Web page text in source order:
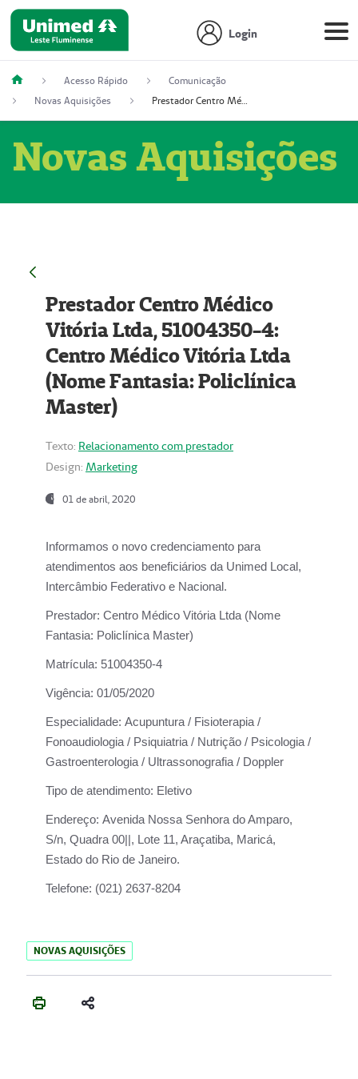
Login
Acesso Rápido
Comunicação
Novas Aquisições
Prestador Centro Médico Vitória Ltda, 51004350-4: Centro Médico Vitória Ltda (Nome Fantasia: Policlínica Master)
Novas Aquisições
Prestador Centro Médico
Vitória Ltda, 51004350-4:
Centro Médico Vitória Ltda
(Nome Fantasia: Policlínica
Master)
Texto: Relacionamento com prestador
Design: Marketing
01 de abril, 2020
Informamos o novo credenciamento para
atendimentos aos beneficiários da Unimed Local,
Intercâmbio Federativo e Nacional.
Prestador: Centro Médico Vitória Ltda (Nome
Fantasia: Policlínica Master)
Matrícula: 51004350-4
Vigência: 01/05/2020
Especialidade: Acupuntura / Fisioterapia /
Fonoaudiologia / Psiquiatria / Nutrição / Psicologia /
Gastroenterologia / Ultrassonografia / Doppler
Tipo de atendimento: Eletivo
Endereço: Avenida Nossa Senhora do Amparo,
S/n, Quadra 00||, Lote 11, Araçatiba, Maricá,
Estado do Rio de Janeiro.
Telefone: (021) 2637-8204
NOVAS AQUISIÇÕES